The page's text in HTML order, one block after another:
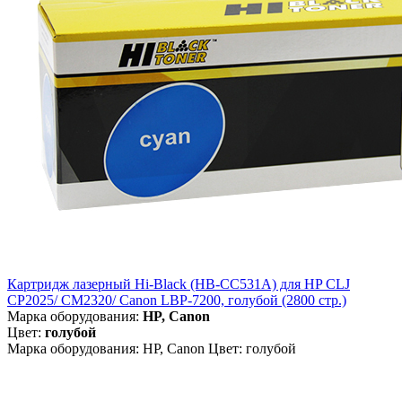
Картридж лазерный Hi-Black (HB-CC531A) для HP CLJ
CP2025/ CM2320/ Canon LBP-7200, голубой (2800 стр.)
Марка оборудования: HP, Canon
Цвет: голубой
Марка оборудования: HP, Canon Цвет: голубой